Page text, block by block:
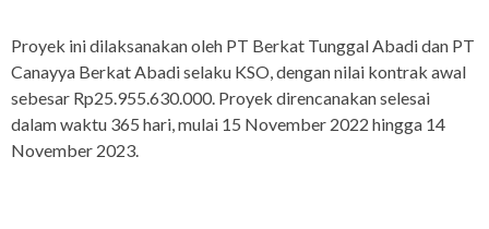
Proyek ini dilaksanakan oleh PT Berkat Tunggal Abadi dan PT
Canayya Berkat Abadi selaku KSO, dengan nilai kontrak awal
sebesar Rp25.955.630.000. Proyek direncanakan selesai
dalam waktu 365 hari, mulai 15 November 2022 hingga 14
November 2023.